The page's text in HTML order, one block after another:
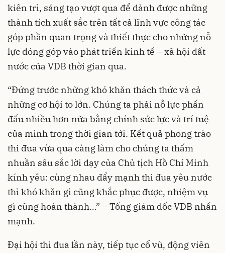
kiên trì, sáng tạo vượt qua để dành được những
thành tích xuất sắc trên tất cả lĩnh vực công tác
góp phần quan trọng và thiết thực cho những nỗ
lực đóng góp vào phát triển kinh tế – xã hội đất
nước của VDB thời gian qua.
“Đứng trước những khó khăn thách thức và cả
những cơ hội to lớn. Chúng ta phải nỗ lực phấn
đấu nhiều hơn nữa bằng chính sức lực và trí tuệ
của mình trong thời gian tới. Kết quả phong trào
thi đua vừa qua càng làm cho chúng ta thấm
nhuần sâu sắc lời dạy của Chủ tịch Hồ Chí Minh
kính yêu: cùng nhau đẩy mạnh thi đua yêu nước
thì khó khăn gì cũng khắc phục được, nhiệm vụ
gì cũng hoàn thành…” – Tổng giám đốc VDB nhấn
mạnh.
Đại hội thi đua lần này, tiếp tục cổ vũ, động viên